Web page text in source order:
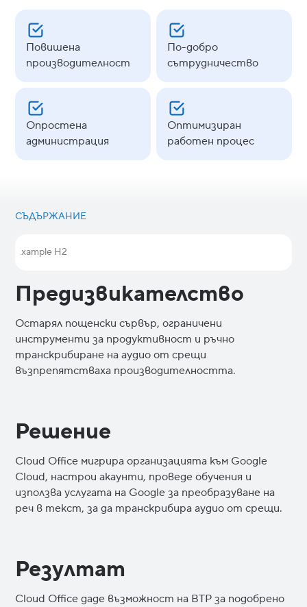
Повишена
производителност
По-добро
сътрудничество
Опростена
администрация
Оптимизиран
работен процес
Предизвикателство
Остарял пощенски сървър, ограничени
инструменти за продуктивност и ръчно
транскрибиране на аудио от срещи
възпрепятстваха производителността.
Решение
Cloud Office мигрира организацията към Google
Cloud, настрои акаунти, проведе обучения и
използва услугата на Google за преобразуване на
реч в текст, за да транскрибира аудио от срещи.
Резултат
Cloud Office даде възможност на BTP за подобрено
СЪДЪРЖАНИЕ
Example H2